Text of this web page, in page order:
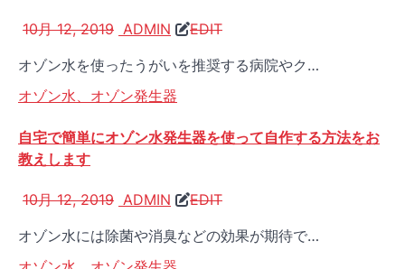
10月 12, 2019 ADMIN
EDIT
オゾン水を使ったうがいを推奨する病院やク…
オゾン水、オゾン発生器
自宅で簡単にオゾン水発生器を使って自作する方法をお
教えします
10月 12, 2019 ADMIN
EDIT
オゾン水には除菌や消臭などの効果が期待で…